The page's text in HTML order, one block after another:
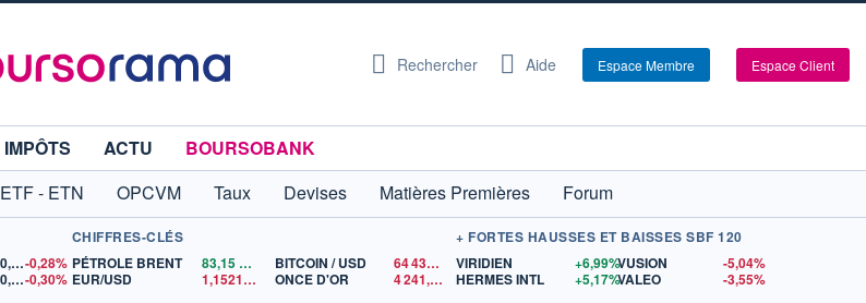
Rechercher Aide Espace Membre Espace Client
IMPÔTS ACTU
BOURSOBANK
ETF - ETN OPCVM Taux Devises Matières Premières
Forum
29 810,00-0,28%
29 510,25-0,30%
CHIFFRES-CLÉS
PÉTROLE BRENT
83,15
EUR/USD
1,1521
$US
BITCOIN / USD 64 431,16
$US
ONCE D'OR
4 241,12 $US
+ FORTES HAUSSES ET BAISSES SBF 120
VIRIDIEN
+6,99%
HERMES INTL
+5,17%
VUSION
-5,04%
VALEO
-3,55%